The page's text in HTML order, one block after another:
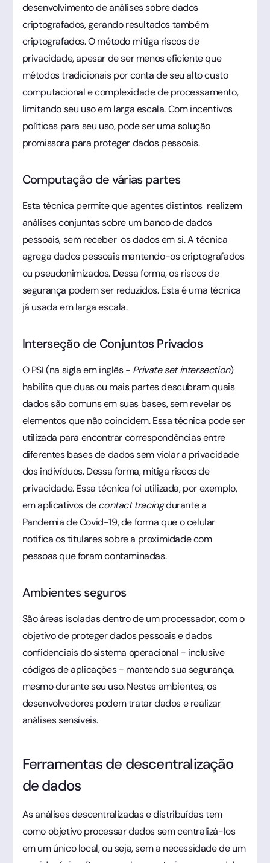
desenvolvimento de análises sobre dados
criptografados, gerando resultados também
criptografados. O método mitiga riscos de
privacidade, apesar de ser menos eficiente que
métodos tradicionais por conta de seu alto custo
computacional e complexidade de processamento,
limitando seu uso em larga escala. Com incentivos
políticas para seu uso, pode ser uma solução
promissora para proteger dados pessoais.
Computação de várias partes
Esta técnica permite que agentes distintos realizem
análises conjuntas sobre um banco de dados
pessoais, sem receber os dados em si. A técnica
agrega dados pessoais mantendo-os criptografados
ou pseudonimizados. Dessa forma, os riscos de
segurança podem ser reduzidos. Esta é uma técnica
já usada em larga escala.
Interseção de Conjuntos Privados
O PSI (na sigla em inglês - Private set intersection)
habilita que duas ou mais partes descubram quais
dados são comuns em suas bases, sem revelar os
elementos que não coincidem. Essa técnica pode ser
utilizada para encontrar correspondências entre
diferentes bases de dados sem violar a privacidade
dos indivíduos. Dessa forma, mitiga riscos de
privacidade. Essa técnica foi utilizada, por exemplo,
em aplicativos decontact tracingdurante a
Pandemia de Covid-19, de forma que o celular
notifica os titulares sobre a proximidade com
pessoas que foram contaminadas.
Ambientes seguros
São áreas isoladas dentro de um processador, com o
objetivo de proteger dados pessoais e dados
confidenciais do sistema operacional - inclusive
códigos de aplicações - mantendo sua segurança,
mesmo durante seu uso. Nestes ambientes, os
desenvolvedores podem tratar dados e realizar
análises sensíveis.
Ferramentas de descentralização
de dados
As análises descentralizadas e distribuídas tem
como objetivo processar dados sem centralizá-los
em um único local, ou seja, sem a necessidade de um